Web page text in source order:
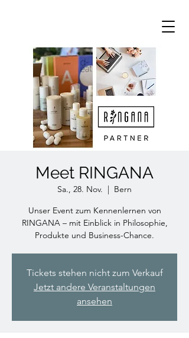
Meet RINGANA
Sa., 28. Nov.
  |
Bern
Unser Event zum Kennenlernen von
RINGANA – mit Einblick in Philosophie,
Produkte und Business-Chance.
Tickets stehen nicht zum Verkauf
Jetzt andere Veranstaltungen
ansehen